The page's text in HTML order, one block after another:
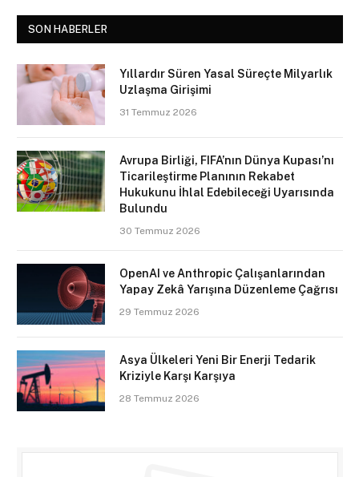
SON HABERLER
Yıllardır Süren Yasal Süreçte Milyarlık
Uzlaşma Girişimi
31 Temmuz 2026
Avrupa Birliği, FIFA’nın Dünya Kupası’nı
Ticarileştirme Planının Rekabet
Hukukunu İhlal Edebileceği Uyarısında
Bulundu
30 Temmuz 2026
OpenAI ve Anthropic Çalışanlarından
Yapay Zekâ Yarışına Düzenleme Çağrısı
29 Temmuz 2026
Asya Ülkeleri Yeni Bir Enerji Tedarik
Kriziyle Karşı Karşıya
28 Temmuz 2026